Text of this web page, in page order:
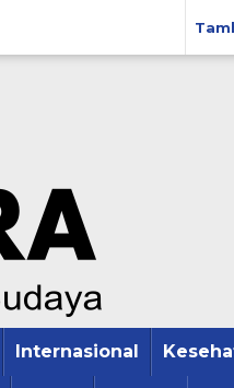
Internasional